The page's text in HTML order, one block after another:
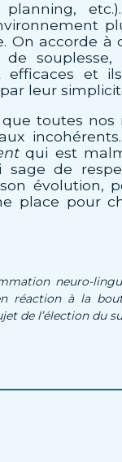
planning,
On accorde à
souplesse,
efficaces et
leur
toutes nos
qui est
sage de
évolution,
place pour
neuro-
réaction à la
de l’élection du